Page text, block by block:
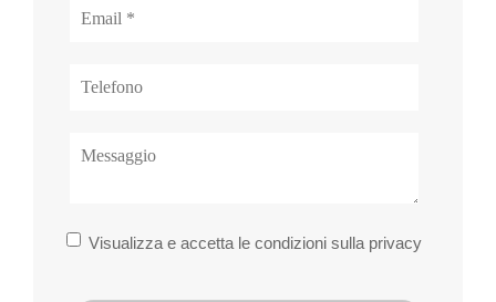
Visualizza e accetta le condizioni sulla privacy